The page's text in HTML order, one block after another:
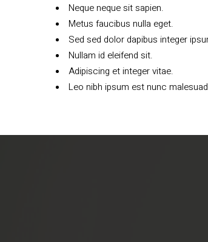
Neque neque sit sapien.
Metus faucibus nulla eget.
Sed sed dolor dapibus integer
Nullam id eleifend sit.
Adipiscing et integer vitae.
Leo nibh ipsum est nunc